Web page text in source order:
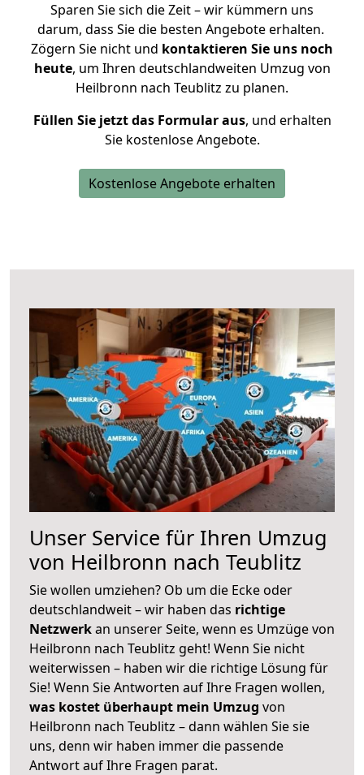
Sparen Sie sich die Zeit – wir kümmern uns
darum, dass Sie die besten Angebote erhalten.
Zögern Sie nicht und kontaktieren Sie uns noch
heute, um Ihren deutschlandweiten Umzug von
Heilbronn nach Teublitz zu planen.
Füllen Sie jetzt das Formular aus, und erhalten
Sie kostenlose Angebote.
Kostenlose Angebote erhalten
Unser Service für Ihren Umzug
von Heilbronn nach Teublitz
Sie wollen umziehen? Ob um die Ecke oder
deutschlandweit – wir haben das richtige
Netzwerkan unserer Seite, wenn es Umzüge von
Heilbronn nach Teublitz geht! Wenn Sie nicht
weiterwissen – haben wir die richtige Lösung für
Sie! Wenn Sie Antworten auf Ihre Fragen wollen,
was kostet überhaupt mein Umzug von
Heilbronn nach Teublitz – dann wählen Sie sie
uns, denn wir haben immer die passende
Antwort auf Ihre Fragen parat.